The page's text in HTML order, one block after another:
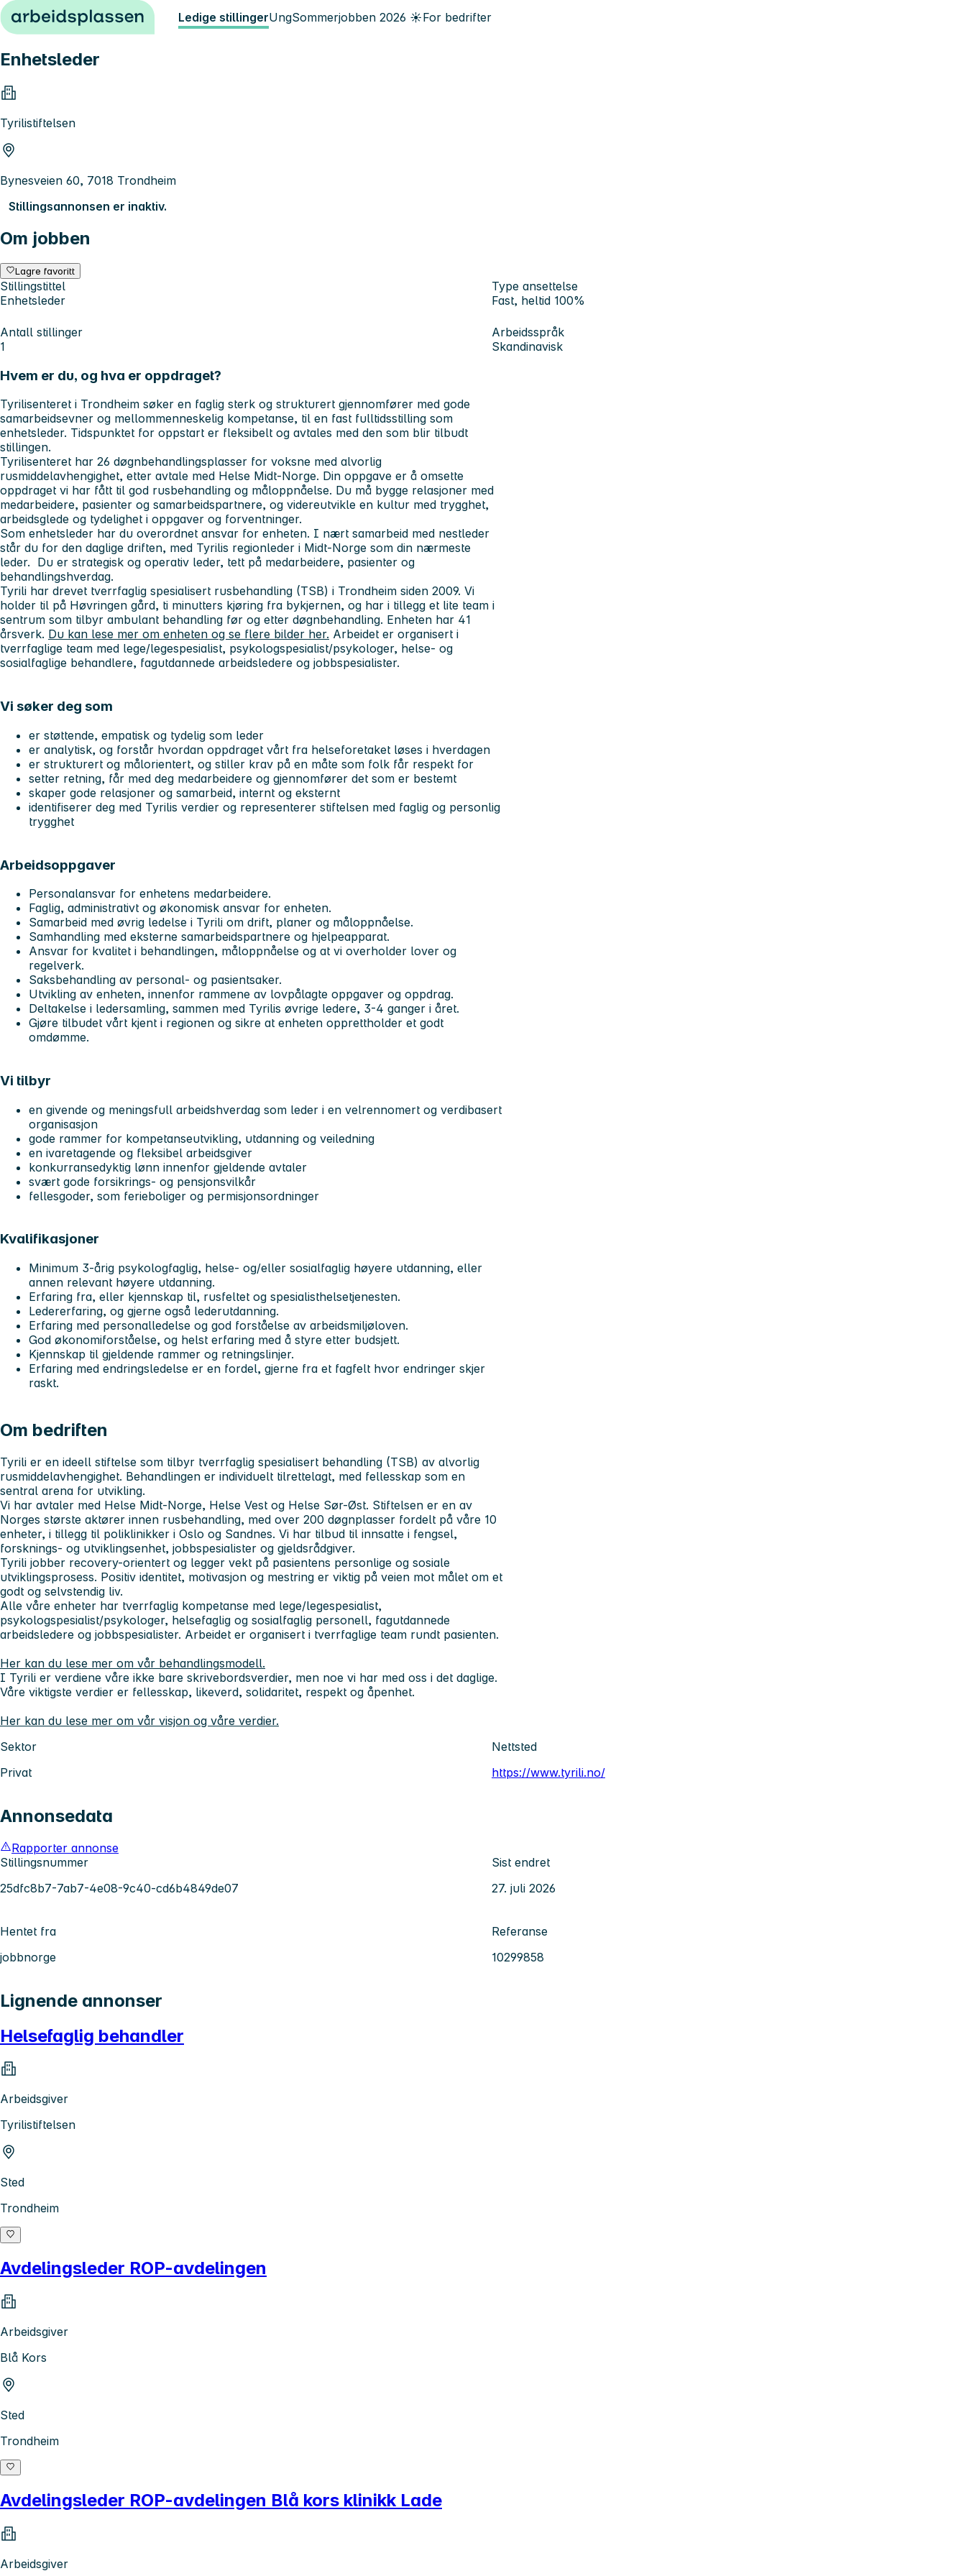
Hopp til innhold Ledige stillingerUngSommerjobben 2026 ☀️For bedrifter
Enhetsleder
Tyrilistiftelsen
Bynesveien 60, 7018 Trondheim
Stillingsannonsen er inaktiv.
Om jobben
Lagre favoritt
Stillingstittel
Enhetsleder
Type ansettelse
Fast, heltid 100%
Antall stillinger
1
Arbeidsspråk
Skandinavisk
Hvem er du, og hva er oppdraget?
Tyrilisenteret i Trondheim søker en faglig sterk og strukturert gjennomfører med gode
samarbeidsevner og mellommenneskelig kompetanse, til en fast fulltidsstilling som
enhetsleder. Tidspunktet for oppstart er fleksibelt og avtales med den som blir tilbudt
stillingen.
Tyrilisenteret har 26 døgnbehandlingsplasser for voksne med alvorlig
rusmiddelavhengighet, etter avtale med Helse Midt-Norge. Din oppgave er å omsette
oppdraget vi har fått til god rusbehandling og måloppnåelse. Du må bygge relasjoner med
medarbeidere, pasienter og samarbeidspartnere, og videreutvikle en kultur med trygghet,
arbeidsglede og tydelighet i oppgaver og forventninger.
Som enhetsleder har du overordnet ansvar for enheten. I nært samarbeid med nestleder
står du for den daglige driften, med Tyrilis regionleder i Midt-Norge som din nærmeste
leder. Du er strategisk og operativ leder, tett på medarbeidere, pasienter og
behandlingshverdag.
Tyrili har drevet tverrfaglig spesialisert rusbehandling (TSB) i Trondheim siden 2009. Vi
holder til på Høvringen gård, ti minutters kjøring fra bykjernen, og har i tillegg et lite team i
sentrum som tilbyr ambulant behandling før og etter døgnbehandling. Enheten har 41
årsverk. Du kan lese mer om enheten og se flere bilder her. Arbeidet er organisert i
tverrfaglige team med lege/legespesialist, psykologspesialist/psykologer, helse- og
sosialfaglige behandlere, fagutdannede arbeidsledere og jobbspesialister.
Vi søker deg som
er støttende, empatisk og tydelig som leder
er analytisk, og forstår hvordan oppdraget vårt fra helseforetaket løses i hverdagen
er strukturert og målorientert, og stiller krav på en måte som folk får respekt for
setter retning, får med deg medarbeidere og gjennomfører det som er bestemt
skaper gode relasjoner og samarbeid, internt og eksternt
identifiserer deg med Tyrilis verdier og representerer stiftelsen med faglig og personlig
trygghet
Arbeidsoppgaver
Personalansvar for enhetens medarbeidere.
Faglig, administrativt og økonomisk ansvar for enheten.
Samarbeid med øvrig ledelse i Tyrili om drift, planer og måloppnåelse.
Samhandling med eksterne samarbeidspartnere og hjelpeapparat.
Ansvar for kvalitet i behandlingen, måloppnåelse og at vi overholder lover og
regelverk.
Saksbehandling av personal- og pasientsaker.
Utvikling av enheten, innenfor rammene av lovpålagte oppgaver og oppdrag.
Deltakelse i ledersamling, sammen med Tyrilis øvrige ledere, 3-4 ganger i året.
Gjøre tilbudet vårt kjent i regionen og sikre at enheten opprettholder et godt
omdømme.
Vi tilbyr
en givende og meningsfull arbeidshverdag som leder i en velrennomert og verdibasert
organisasjon
gode rammer for kompetanseutvikling, utdanning og veiledning
en ivaretagende og fleksibel arbeidsgiver
konkurransedyktig lønn innenfor gjeldende avtaler
svært gode forsikrings- og pensjonsvilkår
fellesgoder, som ferieboliger og permisjonsordninger
Kvalifikasjoner
Minimum 3-årig psykologfaglig, helse- og/eller sosialfaglig høyere utdanning, eller
annen relevant høyere utdanning.
Erfaring fra, eller kjennskap til, rusfeltet og spesialisthelsetjenesten.
Ledererfaring, og gjerne også lederutdanning.
Erfaring med personalledelse og god forståelse av arbeidsmiljøloven.
God økonomiforståelse, og helst erfaring med å styre etter budsjett.
Kjennskap til gjeldende rammer og retningslinjer.
Erfaring med endringsledelse er en fordel, gjerne fra et fagfelt hvor endringer skjer
raskt.
Om bedriften
Tyrili er en ideell stiftelse som tilbyr tverrfaglig spesialisert behandling (TSB) av alvorlig
rusmiddelavhengighet. Behandlingen er individuelt tilrettelagt, med fellesskap som en
sentral arena for utvikling.
Vi har avtaler med Helse Midt-Norge, Helse Vest og Helse Sør-Øst. Stiftelsen er en av
Norges største aktører innen rusbehandling, med over 200 døgnplasser fordelt på våre 10
enheter, i tillegg til poliklinikker i Oslo og Sandnes. Vi har tilbud til innsatte i fengsel,
forsknings- og utviklingsenhet, jobbspesialister og gjeldsrådgiver.
Tyrili jobber recovery-orientert og legger vekt på pasientens personlige og sosiale
utviklingsprosess. Positiv identitet, motivasjon og mestring er viktig på veien mot målet om et
godt og selvstendig liv.
Alle våre enheter har tverrfaglig kompetanse med lege/legespesialist,
psykologspesialist/psykologer, helsefaglig og sosialfaglig personell, fagutdannede
arbeidsledere og jobbspesialister. Arbeidet er organisert i tverrfaglige team rundt pasienten.
Her kan du lese mer om vår behandlingsmodell.
I Tyrili er verdiene våre ikke bare skrivebordsverdier, men noe vi har med oss i det daglige.
Våre viktigste verdier er fellesskap, likeverd, solidaritet, respekt og åpenhet.
Her kan du lese mer om vår visjon og våre verdier.
Sektor
Privat
Nettsted
https://www.tyrili.no/
Annonsedata
Rapporter annonse
Stillingsnummer
25dfc8b7-7ab7-4e08-9c40-cd6b4849de07
Sist endret
27. juli 2026
Hentet fra
jobbnorge
Referanse
10299858
Lignende annonser
Helsefaglig behandler
Arbeidsgiver
Tyrilistiftelsen
Sted
Trondheim
Avdelingsleder ROP-avdelingen
Arbeidsgiver
Blå Kors
Sted
Trondheim
Avdelingsleder ROP-avdelingen Blå kors klinikk Lade
Arbeidsgiver